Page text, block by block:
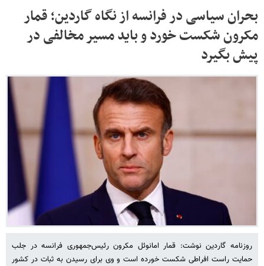
بحران سیاسی در فرانسه از نگاه گاردین؛ قمار
مکرون شکست خورد و باید مسیر مخالفی در
پیش بگیرد
روزنامه گاردین نوشت: قمار امانوئل مکرون رئیس‌جمهوری فرانسه در جلب
حمایت راست افراطی شکست خورده است و وی برای رسیدن به ثبات در کشور